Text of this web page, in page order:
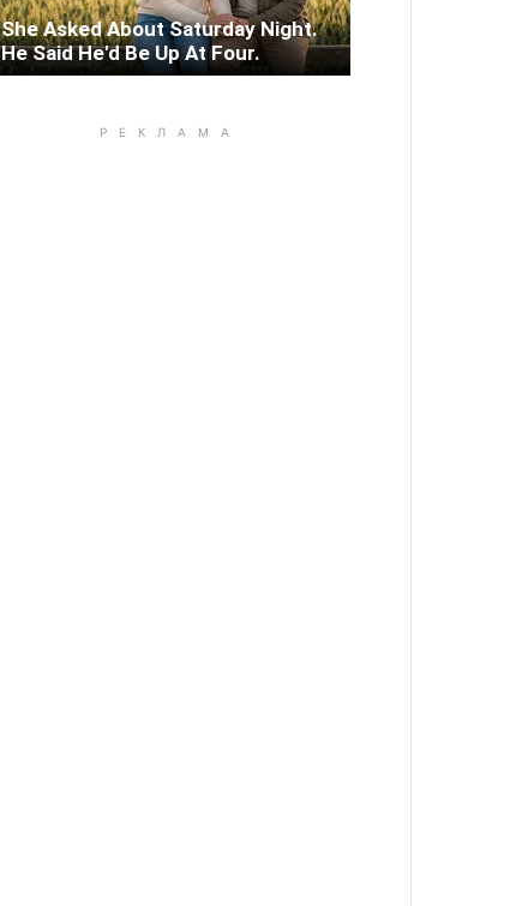
She Asked About Saturday Night.
He Said He'd Be Up At Four.